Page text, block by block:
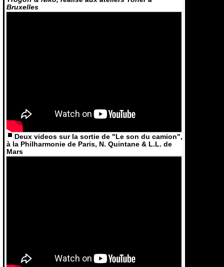
Bruxelles
Deux videos sur la sortie de "Le son du camion",
à la Philharmonie de Paris, N. Quintane & L.L. de
Mars